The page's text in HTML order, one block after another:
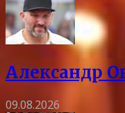
Александр
09.08.2026